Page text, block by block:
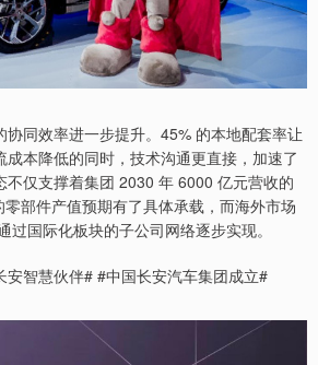
同效率进一步提升。45% 的本地配套率让
本降低的同时，技术沟通更直接，加速了
不仅支撑着集团 2030 年 6000 亿元营收的
部件产值预期有了具体承载，而海外市场
过国际化板块的子公司网络逐步实现。
智慧伙伴# #中国长安汽车集团成立#